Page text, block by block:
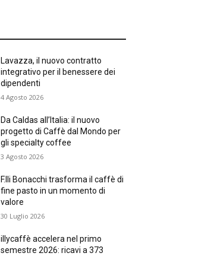
Lavazza, il nuovo contratto
integrativo per il benessere dei
dipendenti
4 Agosto 2026
Da Caldas all’Italia: il nuovo
progetto di Caffè dal Mondo per
gli specialty coffee
3 Agosto 2026
F.lli Bonacchi trasforma il caffè di
fine pasto in un momento di
valore
30 Luglio 2026
illycaffè accelera nel primo
semestre 2026: ricavi a 373